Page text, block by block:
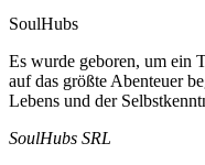
SoulHubs
Es wurde geboren, um ein
auf das größte Abenteuer
Lebens und der
SoulHubs SRL